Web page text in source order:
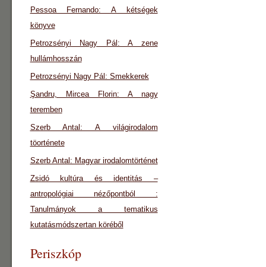
Pessoa Fernando: A kétségek
könyve
Petrozsényi Nagy Pál: A zene
hullámhosszán
Petrozsényi Nagy Pál: Smekkerek
Şandru, Mircea Florin: A nagy
teremben
Szerb Antal: A világirodalom
töorténete
Szerb Antal: Magyar irodalomtörténet
Zsidó kultúra és identitás –
antropológiai nézőpontból :
Tanulmányok a tematikus
kutatásmódszertan köréből
Periszkóp